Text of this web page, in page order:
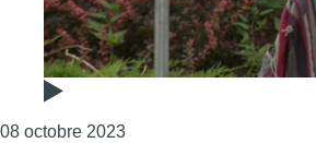
08 octobre 2023Consulter l'article